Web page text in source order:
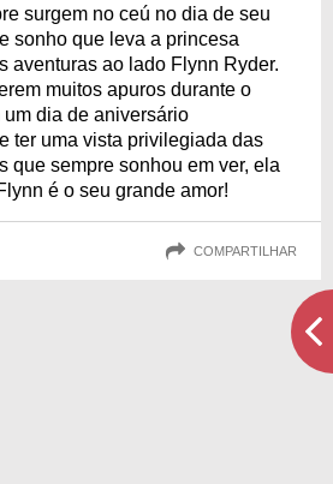
surgem no ceú no dia de seu
sonho que leva a princesa
aventuras ao lado Flynn Ryder.
muitos apuros durante o
dia de aniversário
ter uma vista privilegiada das
que sempre sonhou em ver, ela
é o seu grande amor!
COMPARTILHAR